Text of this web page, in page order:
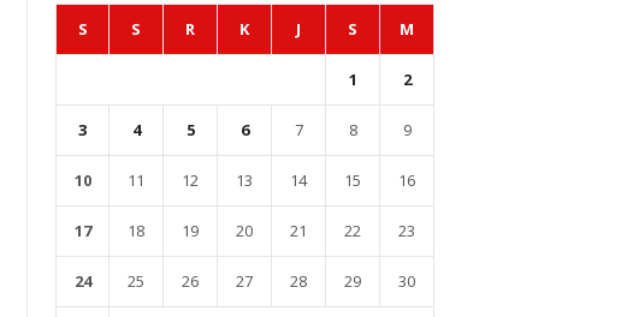
S S R K J S M
1 2
3 4 5 6 7 8 9
10 11 12 13 14 15 16
17 18 19 20 21 22 23
24 25 26 27 28 29 30